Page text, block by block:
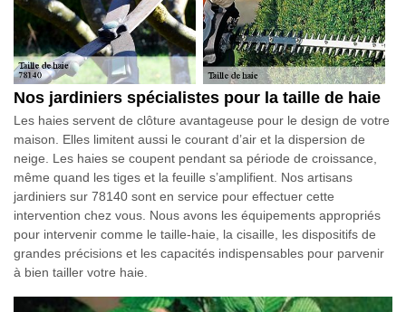
Nos jardiniers spécialistes pour la taille de haie
Les haies servent de clôture avantageuse pour le design de votre
maison. Elles limitent aussi le courant d’air et la dispersion de
neige. Les haies se coupent pendant sa période de croissance,
même quand les tiges et la feuille s’amplifient. Nos artisans
jardiniers sur 78140 sont en service pour effectuer cette
intervention chez vous. Nous avons les équipements appropriés
pour intervenir comme le taille-haie, la cisaille, les dispositifs de
grandes précisions et les capacités indispensables pour parvenir
à bien tailler votre haie.